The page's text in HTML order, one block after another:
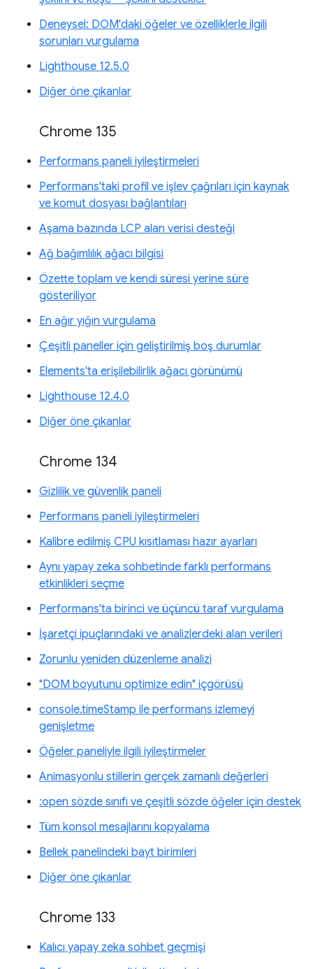
Deneysel: DOM'daki öğeler ve özelliklerle ilgili
sorunları vurgulama
Lighthouse 12.5.0
Diğer öne çıkanlar
Chrome 135
Performans paneli iyileştirmeleri
Performans'taki profil ve işlev çağrıları için kaynak
ve komut dosyası bağlantıları
Aşama bazında LCP alan verisi desteği
Ağ bağımlılık ağacı bilgisi
Özette toplam ve kendi süresi yerine süre
gösteriliyor
En ağır yığın vurgulama
Çeşitli paneller için geliştirilmiş boş durumlar
Elements'ta erişilebilirlik ağacı görünümü
Lighthouse 12.4.0
Diğer öne çıkanlar
Chrome 134
Gizlilik ve güvenlik paneli
Performans paneli iyileştirmeleri
Kalibre edilmiş CPU kısıtlaması hazır ayarları
Aynı yapay zeka sohbetinde farklı performans
etkinlikleri seçme
Performans'ta birinci ve üçüncü taraf vurgulama
İşaretçi ipuçlarındaki ve analizlerdeki alan verileri
Zorunlu yeniden düzenleme analizi
"DOM boyutunu optimize edin" içgörüsü
console.timeStamp ile performans izlemeyi
genişletme
Öğeler paneliyle ilgili iyileştirmeler
Animasyonlu stillerin gerçek zamanlı değerleri
:open sözde sınıfı ve çeşitli sözde öğeler için destek
Tüm konsol mesajlarını kopyalama
Bellek panelindeki bayt birimleri
Diğer öne çıkanlar
Chrome 133
Kalıcı yapay zeka sohbet geçmişi